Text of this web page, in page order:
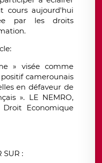
cours aujourd'hui
par les droits
» visée comme
camerounais
en défaveur de
». LE NEMRO,
Economique
SUR :